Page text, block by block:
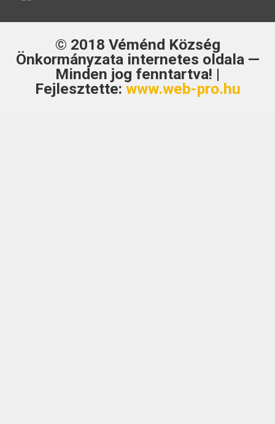
© 2018 Véménd Község
Önkormányzatainternetes oldala —
Minden jog fenntartva! |
Fejlesztette: www.web-pro.hu